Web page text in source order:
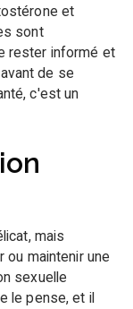
et
sont
rester informé et
de se
c'est un
mais
ou maintenir une
sexuelle
le pense, et il